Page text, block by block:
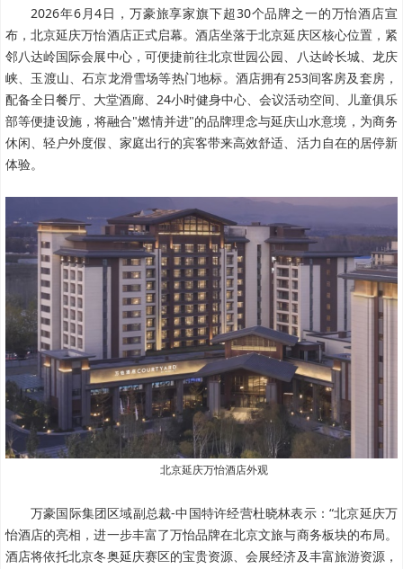
2026年6月4日，万豪旅享家旗下超30个品牌之一的万怡酒店宣
布，北京延庆万怡酒店正式启幕。酒店坐落于北京延庆区核心位置，紧
邻八达岭国际会展中心，可便捷前往北京世园公园、八达岭长城、龙庆
峡、玉渡山、石京龙滑雪场等热门地标。酒店拥有253间客房及套房，
配备全日餐厅、大堂酒廊、24小时健身中心、会议活动空间、儿童俱乐
部等便捷设施，将融合"燃情并进"的品牌理念与延庆山水意境，为商务
休闲、轻户外度假、家庭出行的宾客带来高效舒适、活力自在的居停新
体验。
北京延庆万怡酒店外观
万豪国际集团区域副总裁-中国特许经营杜晓林表示：“北京延庆万
怡酒店的亮相，进一步丰富了万怡品牌在北京文旅与商务板块的布局。
酒店将依托北京冬奥延庆赛区的宝贵资源、会展经济及丰富旅游资源，